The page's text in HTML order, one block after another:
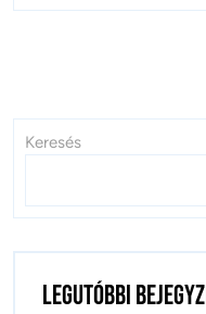
Keresés
Legutóbbi